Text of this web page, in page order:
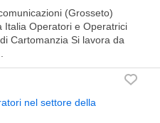
(Grosseto)
Italia Operatori e Operatrici
Cartomanzia Si lavora da
nel settore della